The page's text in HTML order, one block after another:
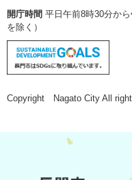
開庁時間 平日午前8時30分か
を除く）
Copyright Nagato City All